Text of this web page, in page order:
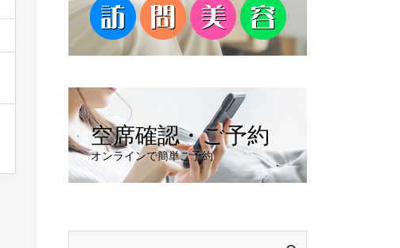
空席確認・ご予約
オンラインで簡単ご予約